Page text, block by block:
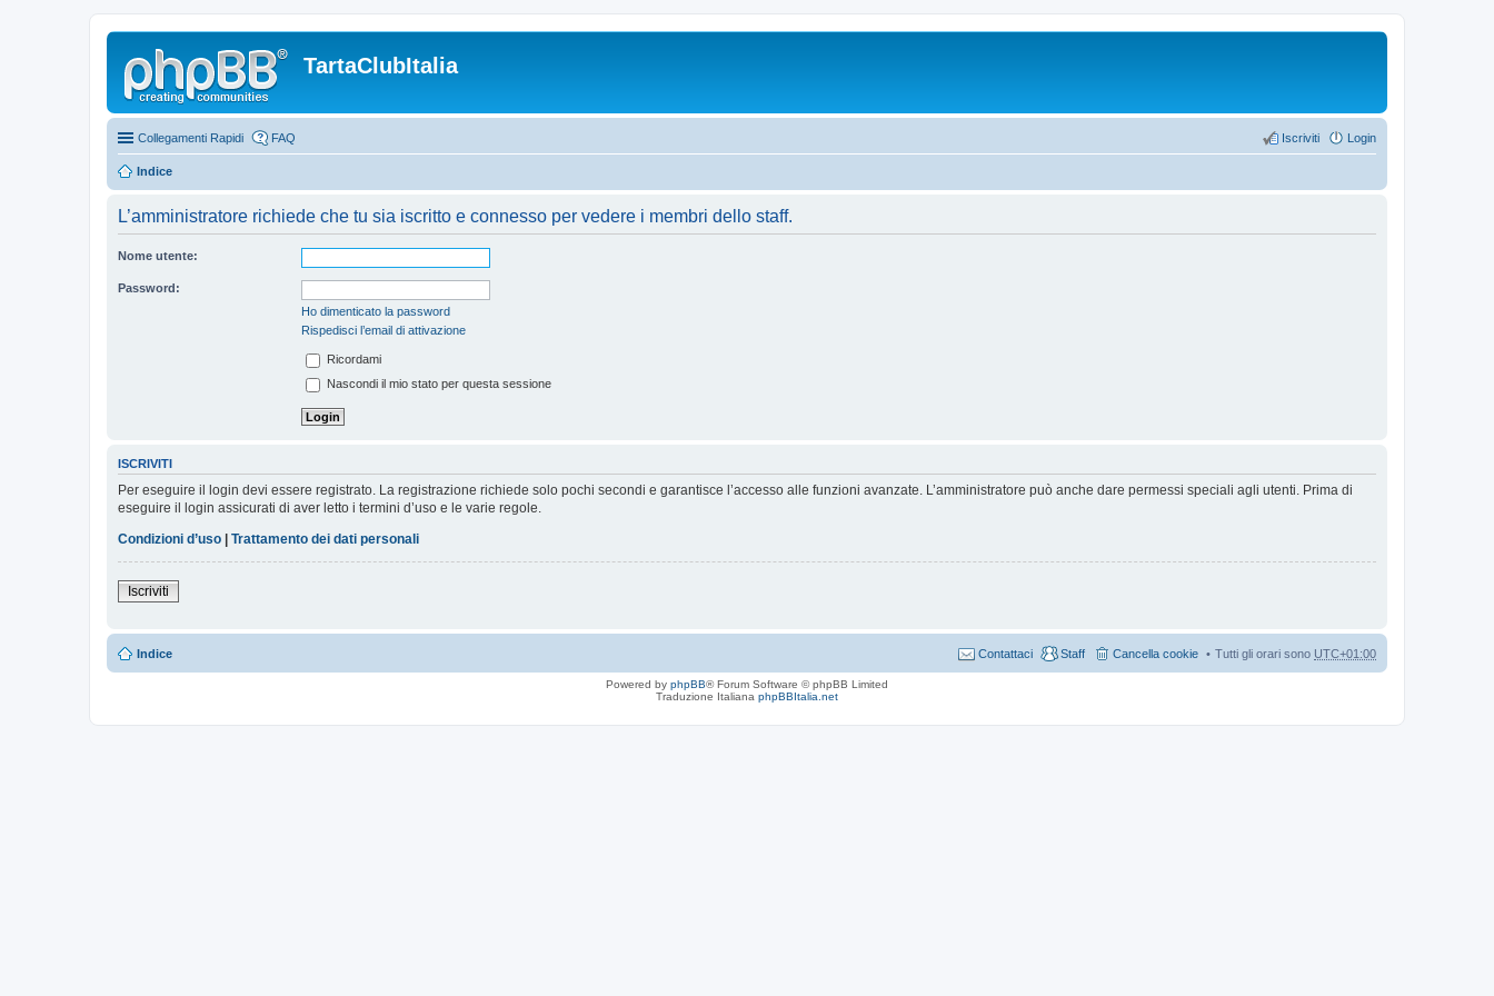
TartaClubItalia
Collegamenti Rapidi FAQ Login
Iscriviti
Indice
L’amministratore richiede che tu sia iscritto e connesso per vedere i membri dello staff.
Nome utente:
Password:
Ho dimenticato la password
Rispedisci l’email di attivazione
Ricordami
Nascondi il mio stato per questa sessione
ISCRIVITI
Per eseguire il login devi essere registrato. La registrazione richiede solo pochi secondi e garantisce l’accesso alle funzioni avanzate. L’amministratore può anche dare permessi speciali agli utenti. Prima di
eseguire il login assicurati di aver letto i termini d’uso e le varie regole.
Condizioni d’uso | Trattamento dei dati personali
Iscriviti
Indice Tutti gli orari sono UTC+01:00
Cancella cookie
Staff
Contattaci
Powered by phpBB® Forum Software © phpBB Limited
Traduzione Italiana phpBBItalia.net